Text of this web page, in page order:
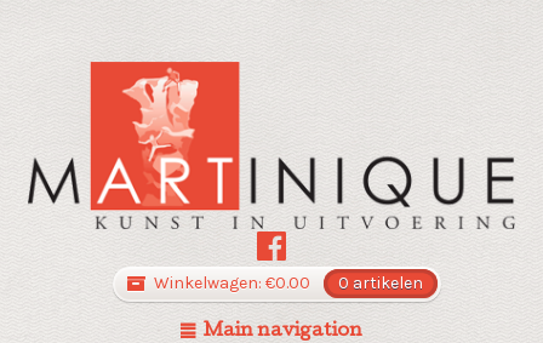
Winkelwagen: €0.00 0 artikelen
Main navigation